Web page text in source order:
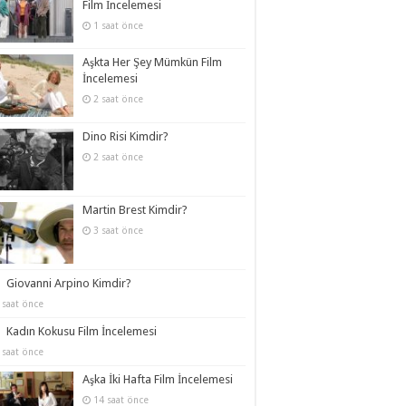
Film İncelemesi
1 saat önce
Aşkta Her Şey Mümkün Film
İncelemesi
2 saat önce
Dino Risi Kimdir?
2 saat önce
Martin Brest Kimdir?
3 saat önce
Giovanni Arpino Kimdir?
saat önce
Kadın Kokusu Film İncelemesi
saat önce
Aşka İki Hafta Film İncelemesi
14 saat önce